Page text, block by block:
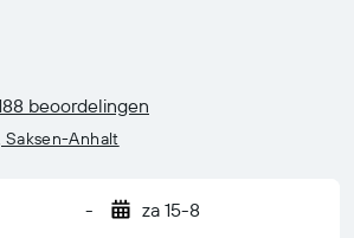
beoordelingen
Saksen-Anhalt
- za 15-8